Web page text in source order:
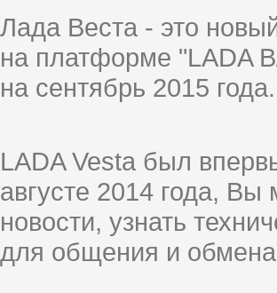
Лада Веста - это
на платформе "LADA
на сентябрь 2015
LADA Vesta был
августе 2014 года,
новости, узнать
для общения и